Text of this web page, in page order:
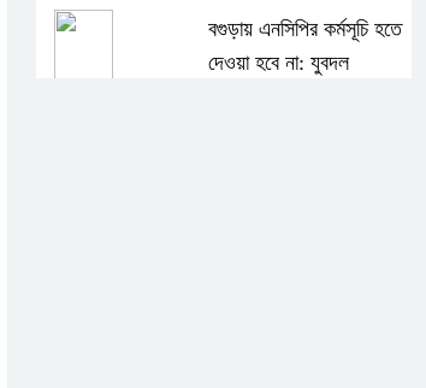
বগুড়ায় এনসিপির কর্মসূচি হতে
দেওয়া হবে না: যুবদল